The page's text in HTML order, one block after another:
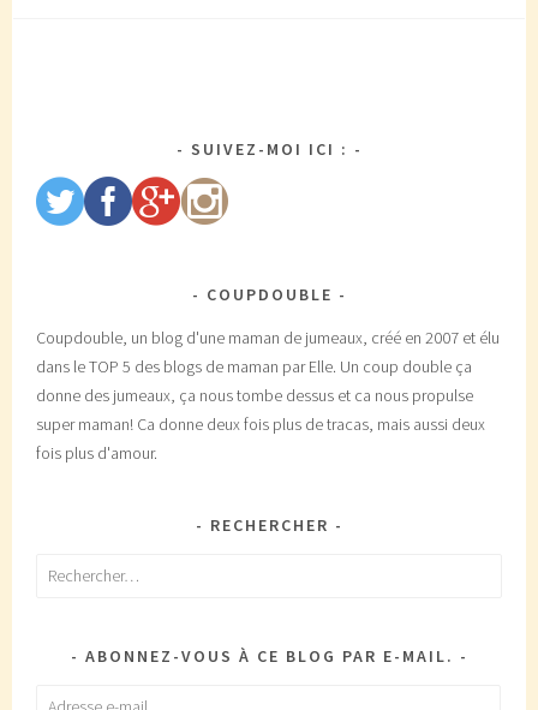
SUIVEZ-MOI ICI :
COUPDOUBLE
Coupdouble, un blog d'une maman de jumeaux, créé en 2007 et élu
dans le TOP 5 des blogs de maman par Elle. Un coup double ça
donne des jumeaux, ça nous tombe dessus et ca nous propulse
super maman! Ca donne deux fois plus de tracas, mais aussi deux
fois plus d'amour.
RECHERCHER
Rechercher :
ABONNEZ-VOUS À CE BLOG PAR E-MAIL.
Adresse